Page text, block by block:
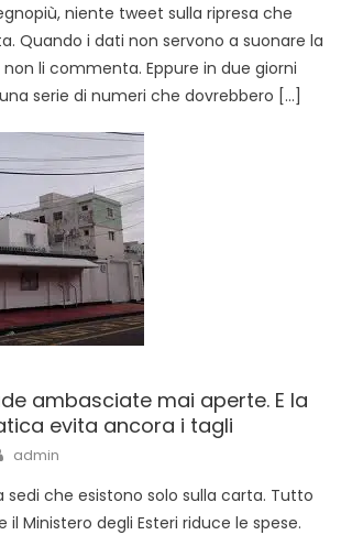
niente tweet sulla ripresa che
Quando i dati non servono a suonare la
li commenta. Eppure in due giorni
serie di numeri che dovrebbero […]
ambasciate mai aperte. E la
evita ancora i tagli
Author
admin
sedi che esistono solo sulla carta. Tutto
Ministero degli Esteri riduce le spese.